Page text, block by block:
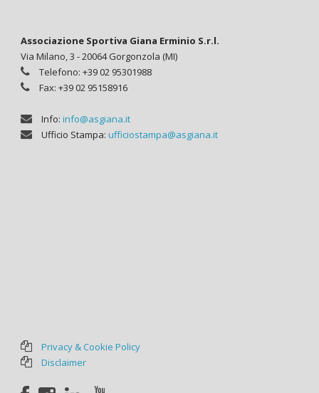
Associazione Sportiva Giana Erminio S.r.l.
Via Milano, 3 - 20064 Gorgonzola (MI)
Telefono: +39 02 95301988
Fax: +39 02 95158916
Info: info@asgiana.it
Ufficio Stampa: ufficiostampa@asgiana.it
Privacy & Cookie Policy
Disclaimer